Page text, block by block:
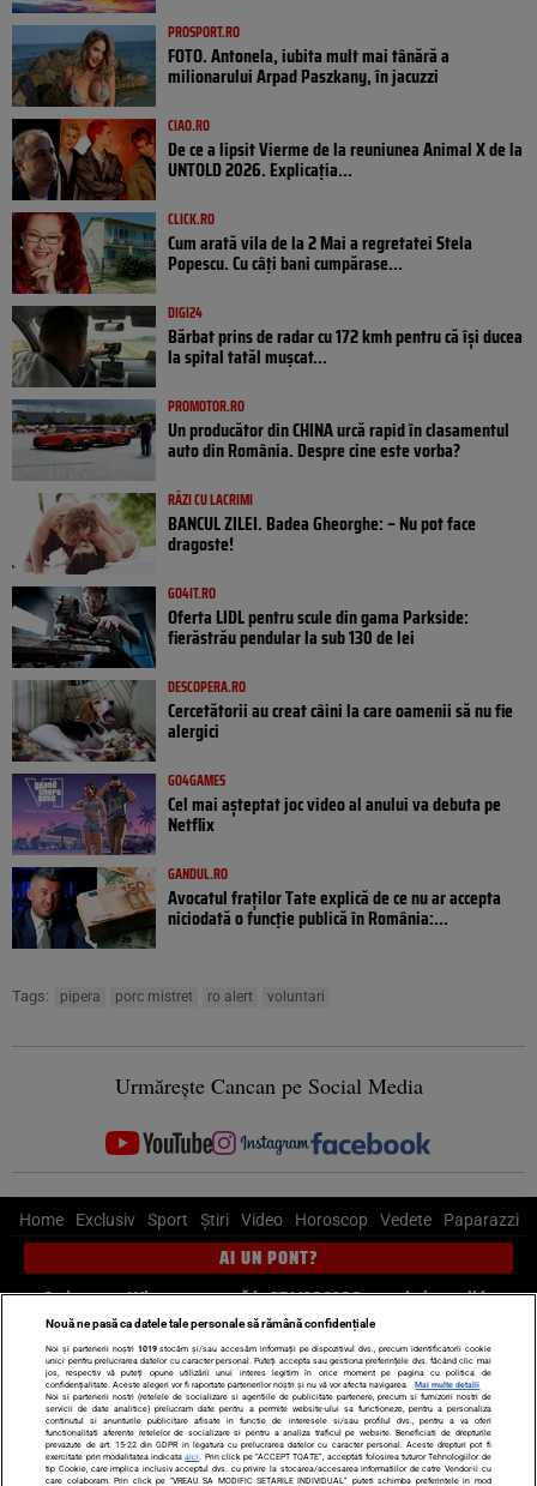
PROSPORT.RO
FOTO. Antonela, iubita mult mai tânără a
milionarului Arpad Paszkany, în jacuzzi
CIAO.RO
De ce a lipsit Vierme de la reuniunea Animal X de la
UNTOLD 2026. Explicația...
CLICK.RO
Cum arată vila de la 2 Mai a regretatei Stela
Popescu. Cu câți bani cumpărase...
DIGI24
Bărbat prins de radar cu 172 kmh pentru că își ducea
la spital tatăl muşcat...
PROMOTOR.RO
Un producător din CHINA urcă rapid în clasamentul
auto din România. Despre cine este vorba?
RÂZI CU LACRIMI
BANCUL ZILEI. Badea Gheorghe: – Nu pot face
dragoste!
GO4IT.RO
Oferta LIDL pentru scule din gama Parkside:
fierăstrău pendular la sub 130 de lei
DESCOPERA.RO
Cercetătorii au creat câini la care oamenii să nu fie
alergici
GO4GAMES
Cel mai așteptat joc video al anului va debuta pe
Netflix
GANDUL.RO
Avocatul fraților Tate explică de ce nu ar accepta
niciodată o funcție publică în România:...
Tags: pipera porc mistret ro alert voluntari
Urmărește Cancan pe Social Media
Home Exclusiv Sport Știri Video Horoscop Vedete Paparazzi
AI UN PONT?
Scrie-ne pe Whatsapp, sună la 0741226226 sau trimite mail la
pont@cancan.ro
Știri interne Știri externe
Politică
Ultimele stiri
Diete Insula Iubirii Dictionar de vise
LIFE STYLE
Horoscop
Nouă ne pasă ca datele tale personale să rămână confidențiale
Noi și partenerii noștri 1019stocăm și/sau accesăm informații pe dispozitivul dvs., precum identificatorii cookie
unici pentru prelucrarea datelor cu caracter personal. Puteți accepta sau gestiona preferințele dvs. făcând clic mai
jos, respectiv vă puteți opune utilizării unui interes legitim în orice moment pe pagina cu politica de
confidențialitate. Aceste alegeri vor fi raportate partenerilor noștri și nu vă vor afecta navigarea.
Mai multe detalii
Noi si partenerii nostri (retelele de socializare si agentiile de publicitate partenere, precum si furnizorii nostri de
servicii de date analitice) prelucram date pentru a permite website-ului sa functioneze, pentru a personaliza
continutul si anunturile publicitare afisate in functie de interesele si/sau profilul dvs., pentru a va oferi
functionalitati aferente retelelor de socializare si pentru a analiza traficul pe website. Beneficiati de drepturile
prevazute de art. 15-22 din GDPR in legatura cu prelucrarea datelor cu caracter personal. Aceste drepturi pot fi
exercitate prin modalitatea indicataaici . Prin click pe “ACCEPT TOATE”, acceptati folosirea tuturor Tehnologiilor de
tip Cookie, care implica inclusiv acceptul dvs. cu privire la stocarea/accesarea informatiilor de catre Vendor-ii cu
care colaboram. Prin click pe “VREAU SA MODIFIC SETARILE INDIVIDUAL” puteti schimba preferintele in mod